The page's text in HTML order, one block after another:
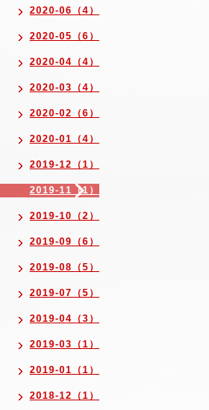
2020-06（4）
2020-05（6）
2020-04（4）
2020-03（4）
2020-02（6）
2020-01（4）
2019-12（1）
2019-11（1）
2019-10（2）
2019-09（6）
2019-08（5）
2019-07（5）
2019-04（3）
2019-03（1）
2019-01（1）
2018-12（1）